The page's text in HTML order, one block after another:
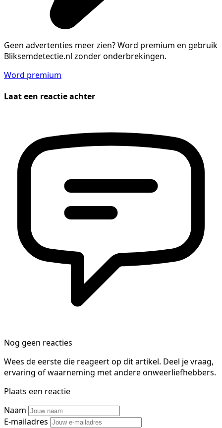
Geen advertenties meer zien?Word premium en gebruik
Bliksemdetectie.nl zonder onderbrekingen.
Word premium
Laat een reactie achter
Nog geen reacties
Wees de eerste die reageert op dit artikel. Deel je vraag,
ervaring of waarneming met andere onweerliefhebbers.
Plaats een reactie
Naam
E-mailadres